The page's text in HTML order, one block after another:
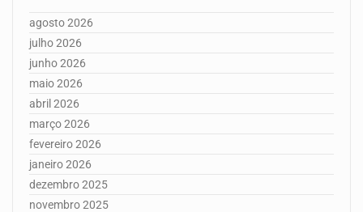
agosto 2026
julho 2026
junho 2026
maio 2026
abril 2026
março 2026
fevereiro 2026
janeiro 2026
dezembro 2025
novembro 2025